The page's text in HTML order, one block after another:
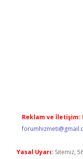
Reklam ve İletişim:
Yasal Uyarı: Sitemiz,